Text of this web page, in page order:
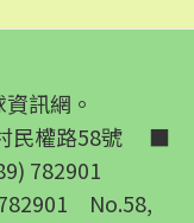
訊網。
村民權路58號 ■
782901
No.58,